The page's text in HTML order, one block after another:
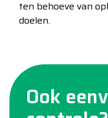
ten behoeve van
doelen.
Ook